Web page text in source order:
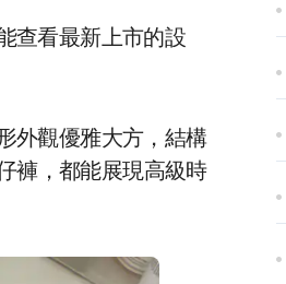
查看最新上市的設
外觀優雅大方，結構
褲，都能展現高級時